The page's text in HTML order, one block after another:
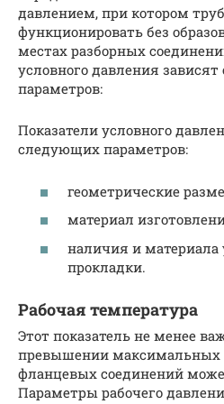
давлением, при котором
функционировать без
местах разборных
условного давления
параметров:
Показатели условного
следующих параметров:
геометрические
материал
наличия и материала
прокладки.
Рабочая температура
Этот показатель не менее
превышении максимальных
фланцевых соединений
Параметры рабочего